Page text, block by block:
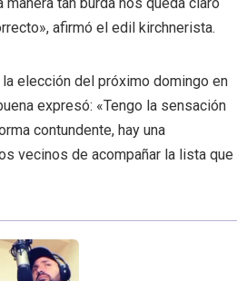
afirmó el edil kirchnerista.
elección del próximo domingo en
expresó: «Tengo la sensación
contundente, hay una
vecinos de acompañar la lista que